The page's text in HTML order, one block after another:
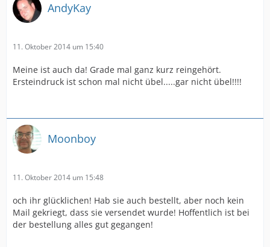
AndyKay
11. Oktober 2014 um 15:40
Meine ist auch da! Grade mal ganz kurz reingehört.
Ersteindruck ist schon mal nicht übel.....gar nicht übel!!!!
Moonboy
11. Oktober 2014 um 15:48
och ihr glücklichen! Hab sie auch bestellt, aber noch kein
Mail gekriegt, dass sie versendet wurde! Hoffentlich ist bei
der bestellung alles gut gegangen!